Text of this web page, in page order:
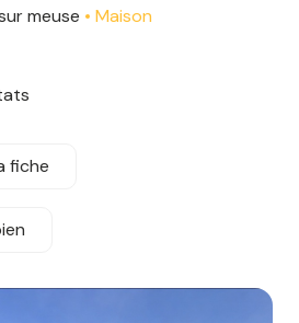
sur meuse Maison
fiche